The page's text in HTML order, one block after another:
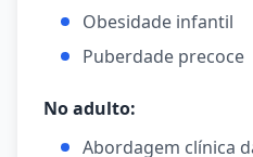
Obesidade infantil
Puberdade precoce
No adulto:
Abordagem clínica